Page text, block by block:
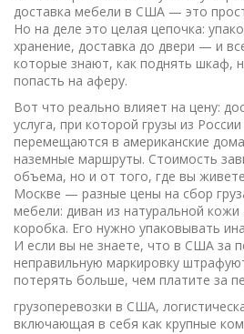
доставка мебели в США — это
Но на деле это целая цепочка:
хранение, доставка до двери — и
которые знают, как поднять шкаф,
попасть на аферу.
Вот что реально влияет на цену:
услуга, при которой грузы из
перемещаются в американские
наземные маршруты. Стоимость
объема, но и от того, где вы
Москве — разные цены на сбор
мебели: диван из натуральной
коробка. Его нужно упаковывать
И если вы не знаете, что в США за
неправильную маркировку
потерять больше, чем платите за
грузоперевозки в США,
включающая в себя как крупные